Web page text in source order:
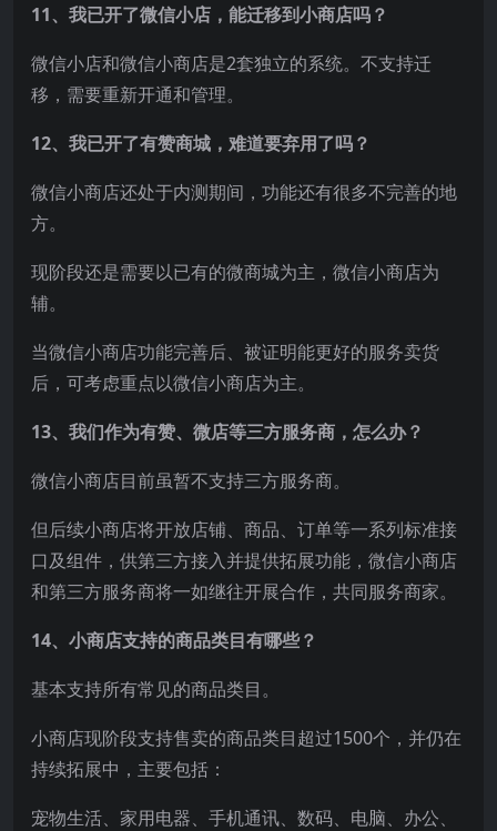
11、我已开了微信小店，能迁移到小商店吗？
微信小店和微信小商店是2套独立的系统。不支持迁
移，需要重新开通和管理。
12、我已开了有赞商城，难道要弃用了吗？
微信小商店还处于内测期间，功能还有很多不完善的地
方。
现阶段还是需要以已有的微商城为主，微信小商店为
辅。
当微信小商店功能完善后、被证明能更好的服务卖货
后，可考虑重点以微信小商店为主。
13、我们作为有赞、微店等三方服务商，怎么办？
微信小商店目前虽暂不支持三方服务商。
但后续小商店将开放店铺、商品、订单等一系列标准接
口及组件，供第三方接入并提供拓展功能，微信小商店
和第三方服务商将一如继往开展合作，共同服务商家。
14、小商店支持的商品类目有哪些？
基本支持所有常见的商品类目。
小商店现阶段支持售卖的商品类目超过1500个，并仍在
持续拓展中，主要包括：
宠物生活、家用电器、手机通讯、数码、电脑、办公、